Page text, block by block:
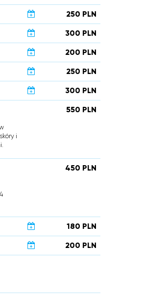
250 PLN
300 PLN
200 PLN
250 PLN
300 PLN
550 PLN
i
450 PLN
180 PLN
200 PLN